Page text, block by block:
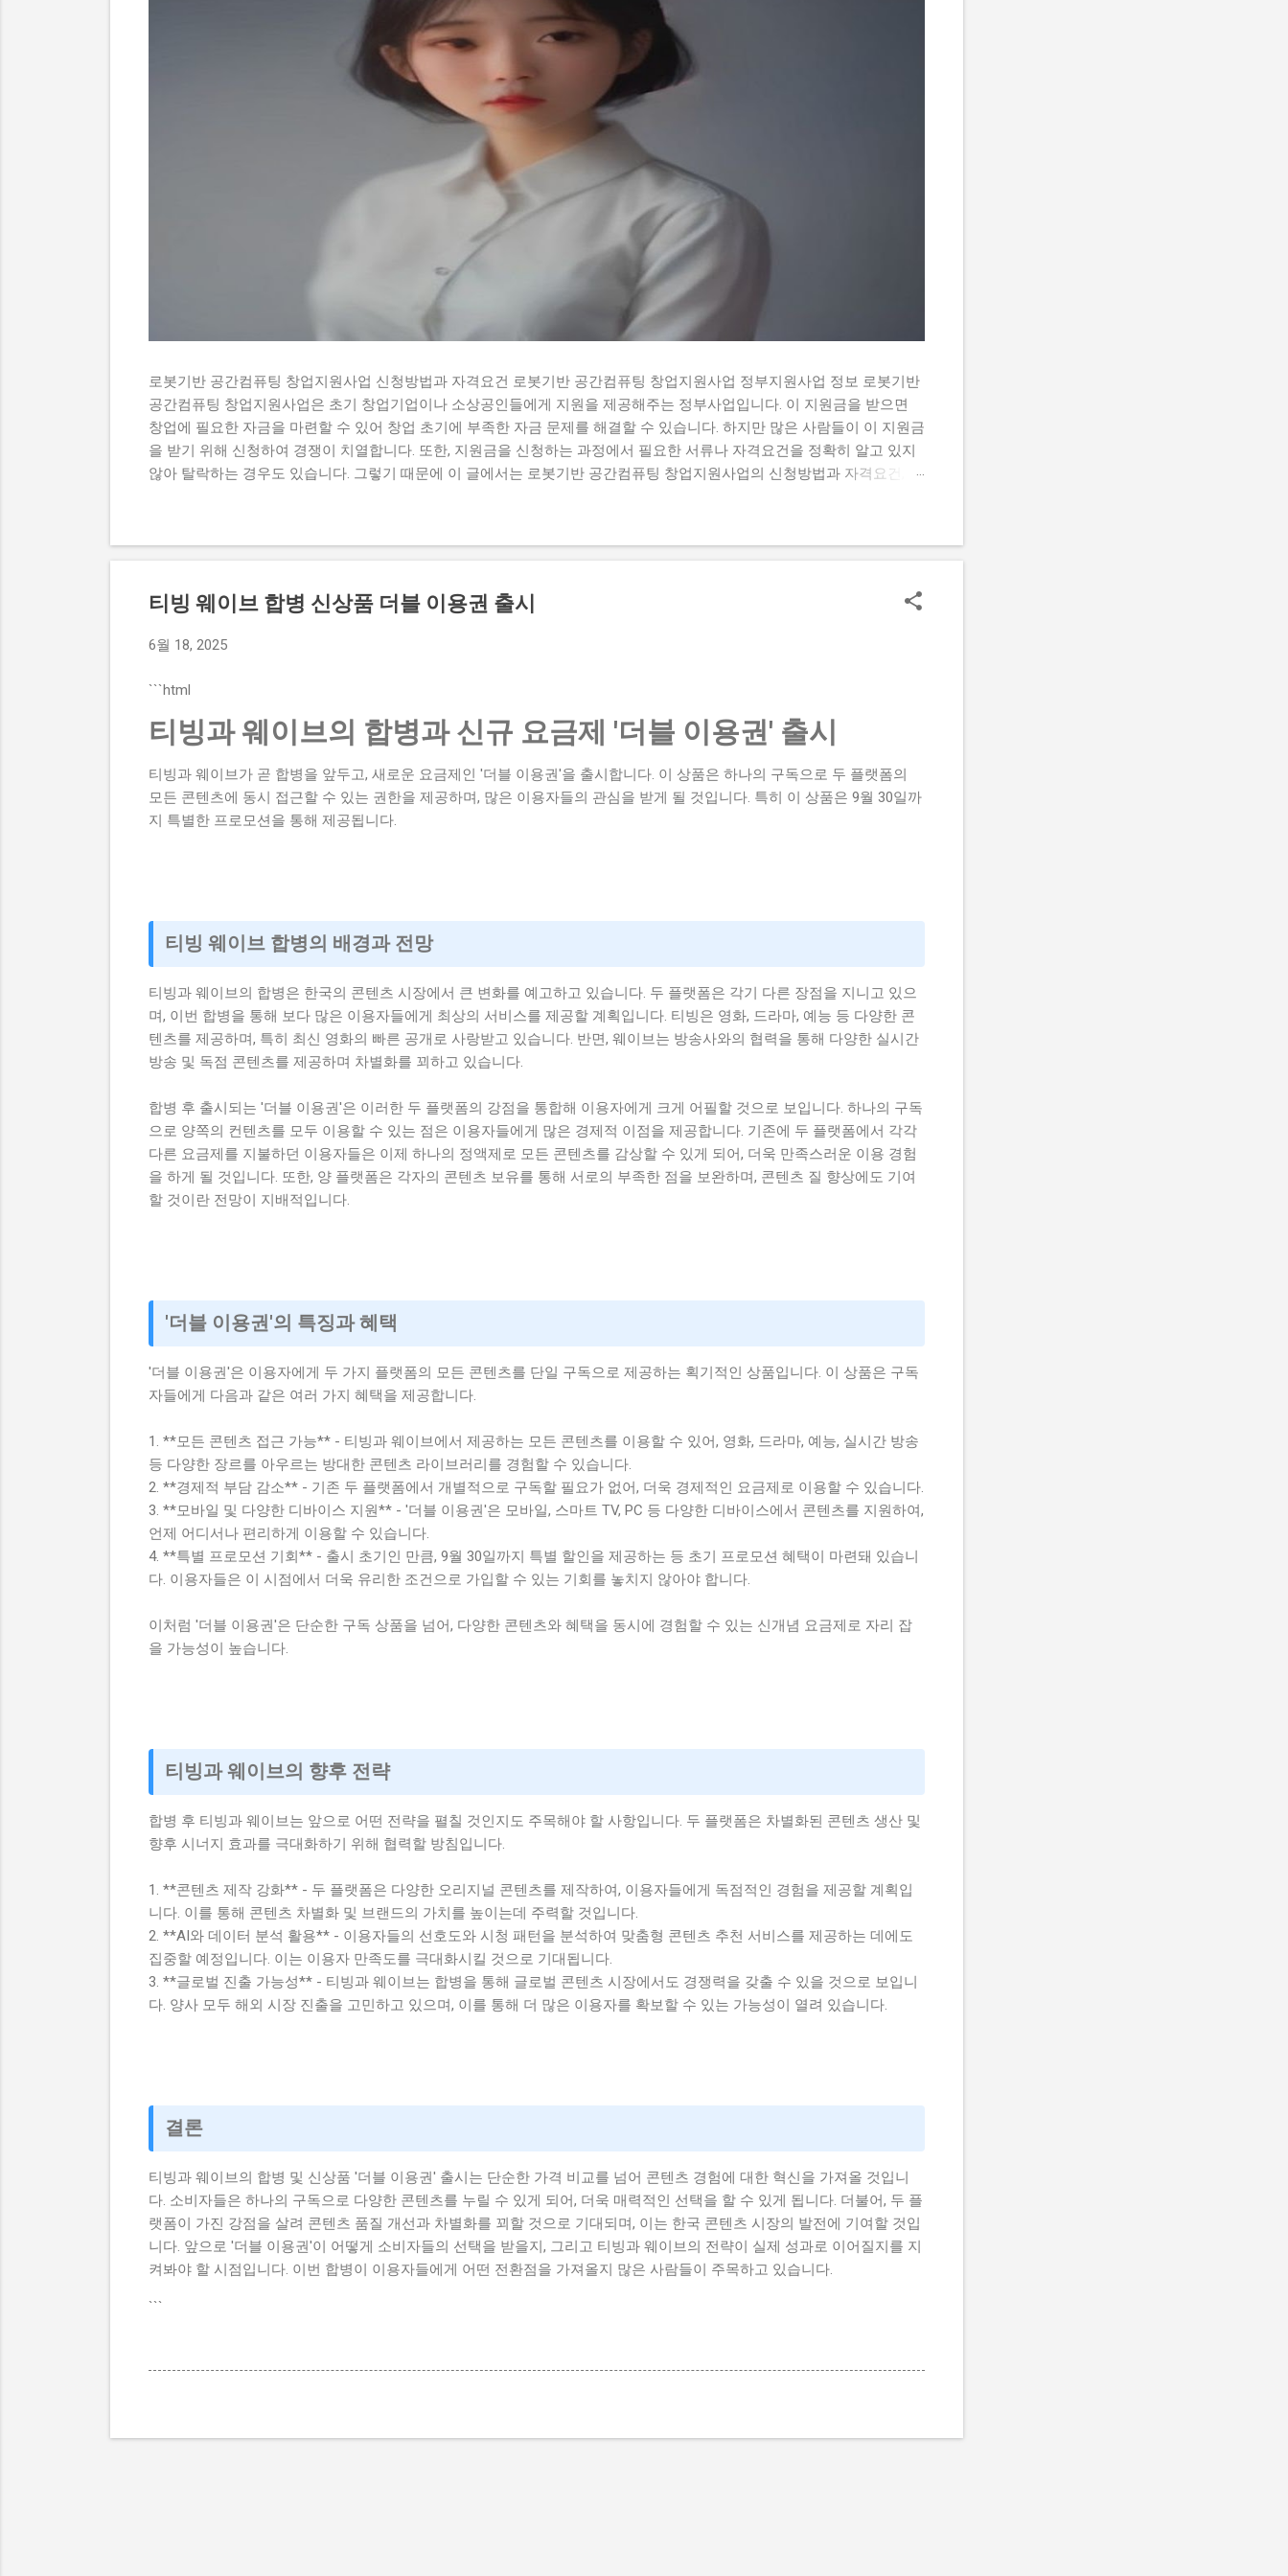
로봇기반 공간컴퓨팅 창업지원사업 신청방법과 자격요건 로봇기반 공간컴퓨팅 창업지원사업 정부지원사업 정보 로봇기반
공간컴퓨팅 창업지원사업은 초기 창업기업이나 소상공인들에게 지원을 제공해주는 정부사업입니다. 이 지원금을 받으면
창업에 필요한 자금을 마련할 수 있어 창업 초기에 부족한 자금 문제를 해결할 수 있습니다. 하지만 많은 사람들이 이 지원금
을 받기 위해 신청하여 경쟁이 치열합니다. 또한, 지원금을 신청하는 과정에서 필요한 서류나 자격요건을 정확히 알고 있지
않아 탈락하는 경우도 있습니다. 그렇기 때문에 이 글에서는 로봇기반 공간컴퓨팅 창업지원사업의 신청방법과 자격요건, 지
수 있어 창업에 큰 도움이 됩니다. 그렇기 때문에 이 글에서는 실제로 지원금을 받은 사람들의 후기와 합격한 사람들의 공통
점도 설명하고자 합니다. 이 글에서 다루고자 하는 내용은 로봇기반 공간컴퓨팅 창업지원사업의 신청방법과 자격요건, 지원
컴퓨팅 창업지원사업에 대한 모든 것을 알 수 있을 것입니다. 지금 신청하러 가기 📋 목차 이 사업, 정말 받을 수 있을까? 신
기반 공간컴퓨팅 창업지원사업이 뭔지 로봇기반 공간컴퓨팅 창업지원사업은 로봇기반 기술을 활용하여 창업하는 초기 기
티빙 웨이브 합병 신상품 더블 이용권 출시
6월 18, 2025
```html
티빙과 웨이브의 합병과 신규 요금제 '더블 이용권' 출시
티빙과 웨이브가 곧 합병을 앞두고, 새로운 요금제인 '더블 이용권'을 출시합니다. 이 상품은 하나의 구독으로 두 플랫폼의
모든 콘텐츠에 동시 접근할 수 있는 권한을 제공하며, 많은 이용자들의 관심을 받게 될 것입니다. 특히 이 상품은 9월 30일까
지 특별한 프로모션을 통해 제공됩니다.
티빙 웨이브 합병의 배경과 전망
티빙과 웨이브의 합병은 한국의 콘텐츠 시장에서 큰 변화를 예고하고 있습니다. 두 플랫폼은 각기 다른 장점을 지니고 있으
며, 이번 합병을 통해 보다 많은 이용자들에게 최상의 서비스를 제공할 계획입니다. 티빙은 영화, 드라마, 예능 등 다양한 콘
텐츠를 제공하며, 특히 최신 영화의 빠른 공개로 사랑받고 있습니다. 반면, 웨이브는 방송사와의 협력을 통해 다양한 실시간
방송 및 독점 콘텐츠를 제공하며 차별화를 꾀하고 있습니다.
합병 후 출시되는 '더블 이용권'은 이러한 두 플랫폼의 강점을 통합해 이용자에게 크게 어필할 것으로 보입니다. 하나의 구독
으로 양쪽의 컨텐츠를 모두 이용할 수 있는 점은 이용자들에게 많은 경제적 이점을 제공합니다. 기존에 두 플랫폼에서 각각
다른 요금제를 지불하던 이용자들은 이제 하나의 정액제로 모든 콘텐츠를 감상할 수 있게 되어, 더욱 만족스러운 이용 경험
을 하게 될 것입니다. 또한, 양 플랫폼은 각자의 콘텐츠 보유를 통해 서로의 부족한 점을 보완하며, 콘텐츠 질 향상에도 기여
할 것이란 전망이 지배적입니다.
'더블 이용권'의 특징과 혜택
'더블 이용권'은 이용자에게 두 가지 플랫폼의 모든 콘텐츠를 단일 구독으로 제공하는 획기적인 상품입니다. 이 상품은 구독
자들에게 다음과 같은 여러 가지 혜택을 제공합니다.
1. **모든 콘텐츠 접근 가능** - 티빙과 웨이브에서 제공하는 모든 콘텐츠를 이용할 수 있어, 영화, 드라마, 예능, 실시간 방송
등 다양한 장르를 아우르는 방대한 콘텐츠 라이브러리를 경험할 수 있습니다.
2. **경제적 부담 감소** - 기존 두 플랫폼에서 개별적으로 구독할 필요가 없어, 더욱 경제적인 요금제로 이용할 수 있습니다.
3. **모바일 및 다양한 디바이스 지원** - '더블 이용권'은 모바일, 스마트 TV, PC 등 다양한 디바이스에서 콘텐츠를 지원하여,
언제 어디서나 편리하게 이용할 수 있습니다.
4. **특별 프로모션 기회** - 출시 초기인 만큼, 9월 30일까지 특별 할인을 제공하는 등 초기 프로모션 혜택이 마련돼 있습니
다. 이용자들은 이 시점에서 더욱 유리한 조건으로 가입할 수 있는 기회를 놓치지 않아야 합니다.
이처럼 '더블 이용권'은 단순한 구독 상품을 넘어, 다양한 콘텐츠와 혜택을 동시에 경험할 수 있는 신개념 요금제로 자리 잡
을 가능성이 높습니다.
티빙과 웨이브의 향후 전략
합병 후 티빙과 웨이브는 앞으로 어떤 전략을 펼칠 것인지도 주목해야 할 사항입니다. 두 플랫폼은 차별화된 콘텐츠 생산 및
향후 시너지 효과를 극대화하기 위해 협력할 방침입니다.
1. **콘텐츠 제작 강화** - 두 플랫폼은 다양한 오리지널 콘텐츠를 제작하여, 이용자들에게 독점적인 경험을 제공할 계획입
니다. 이를 통해 콘텐츠 차별화 및 브랜드의 가치를 높이는데 주력할 것입니다.
2. **AI와 데이터 분석 활용** - 이용자들의 선호도와 시청 패턴을 분석하여 맞춤형 콘텐츠 추천 서비스를 제공하는 데에도
집중할 예정입니다. 이는 이용자 만족도를 극대화시킬 것으로 기대됩니다.
3. **글로벌 진출 가능성** - 티빙과 웨이브는 합병을 통해 글로벌 콘텐츠 시장에서도 경쟁력을 갖출 수 있을 것으로 보입니
다. 양사 모두 해외 시장 진출을 고민하고 있으며, 이를 통해 더 많은 이용자를 확보할 수 있는 가능성이 열려 있습니다.
결론
티빙과 웨이브의 합병 및 신상품 '더블 이용권' 출시는 단순한 가격 비교를 넘어 콘텐츠 경험에 대한 혁신을 가져올 것입니
다. 소비자들은 하나의 구독으로 다양한 콘텐츠를 누릴 수 있게 되어, 더욱 매력적인 선택을 할 수 있게 됩니다. 더불어, 두 플
랫폼이 가진 강점을 살려 콘텐츠 품질 개선과 차별화를 꾀할 것으로 기대되며, 이는 한국 콘텐츠 시장의 발전에 기여할 것입
니다. 앞으로 '더블 이용권'이 어떻게 소비자들의 선택을 받을지, 그리고 티빙과 웨이브의 전략이 실제 성과로 이어질지를 지
켜봐야 할 시점입니다. 이번 합병이 이용자들에게 어떤 전환점을 가져올지 많은 사람들이 주목하고 있습니다.
```